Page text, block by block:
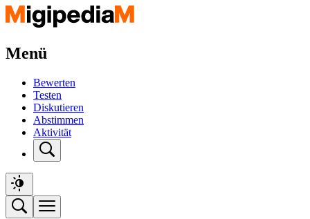
Menü
Bewerten
Testen
Diskutieren
Abstimmen
Aktivität